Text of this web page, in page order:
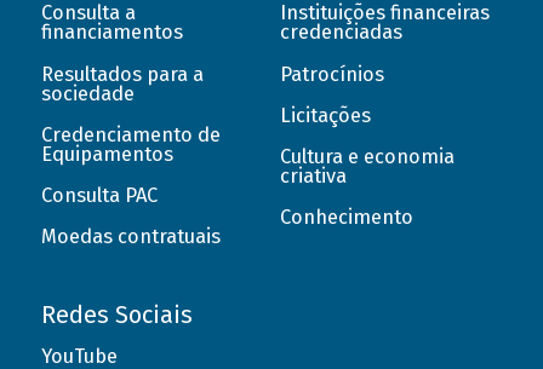
Consulta a
financiamentos
Resultados para a
sociedade
Credenciamento de
Equipamentos
Consulta PAC
Moedas contratuais
Instituições financeiras
credenciadas
Patrocínios
Licitações
Cultura e economia
criativa
Conhecimento
Redes Sociais
YouTube